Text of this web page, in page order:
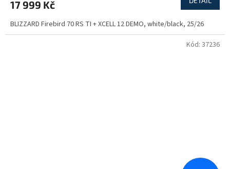
17 999 Kč
BLIZZARD Firebird 70 RS TI + XCELL 12 DEMO, white/black, 25/26
Kód: 37236